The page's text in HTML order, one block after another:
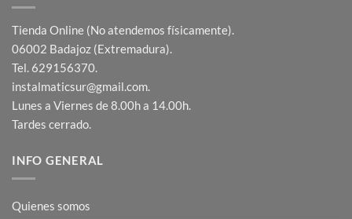
Tienda Online (No atendemos físicamente).
06002 Badajoz (Extremadura).
Tel. 629156370.
instalmaticsur@gmail.com.
Lunes a Viernes de 8.00h a 14.00h.
Tardes cerrado.
INFO GENERAL
Quienes somos